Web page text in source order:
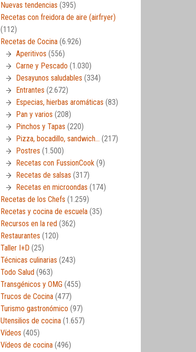
Nuevas tendencias (395)
Recetas con freidora de aire (airfryer)
(112)
Recetas de Cocina (6.926)
Aperitivos (556)
Carne y Pescado (1.030)
Desayunos saludables (334)
Entrantes (2.672)
Especias, hierbas aromáticas (83)
Pan y varios (208)
Pinchos y Tapas (220)
Pizza, bocadillo, sandwich… (217)
Postres (1.500)
Recetas con FussionCook (9)
Recetas de salsas (317)
Recetas en microondas (174)
Recetas de los Chefs (1.259)
Recetas y cocina de escuela (35)
Recursos en la red (362)
Restaurantes (120)
Taller I+D (25)
Técnicas culinarias (243)
Todo Salud (963)
Transgénicos y OMG (455)
Trucos de Cocina (477)
Turismo gastronómico (97)
Utensilios de cocina (1.657)
Vídeos (405)
Vídeos de cocina (496)